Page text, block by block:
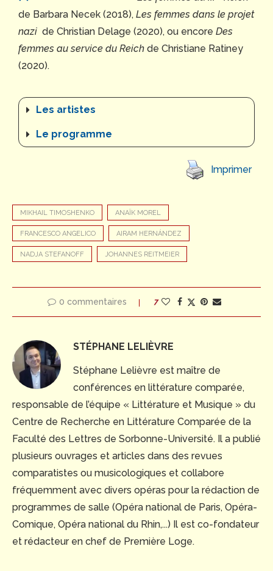
de Barbara Necek (2018), Les femmes dans le projet
nazi de Christian Delage (2020), ou encore Des
femmes au service du Reich de Christiane Ratiney
(2020).
Les artistes
Le programme
Imprimer
MIKHAIL TIMOSHENKO ANAÏK MOREL
FRANCESCO ANGELICO AIRAM HERNÁNDEZ
NADJA STEFANOFF JOHANNES REITMEIER
0 commentaires 7
STÉPHANE LELIÈVRE
Stéphane Lelièvre est maître de
conférences en littérature comparée,
responsable de l’équipe « Littérature et Musique » du
Centre de Recherche en Littérature Comparée de la
Faculté des Lettres de Sorbonne-Université. Il a publié
plusieurs ouvrages et articles dans des revues
comparatistes ou musicologiques et collabore
fréquemment avec divers opéras pour la rédaction de
programmes de salle (Opéra national de Paris, Opéra-
Comique, Opéra national du Rhin,...) Il est co-fondateur
et rédacteur en chef de Première Loge.